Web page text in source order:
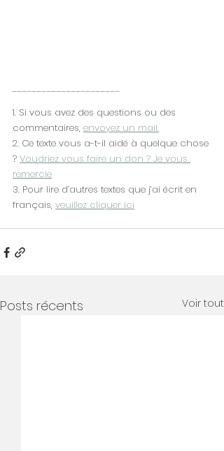
----------------------
1. ​Si vous avez des questions ou des
commentaires, envoyez un mail.
2. Ce texte vous a-t-il aidé à quelque chose
? Voudriez vous faire un don ? Je vous
remercie
3. Pour lire d’autres textes que j’ai écrit en
français, veuillez cliquer ici
Posts récents Voir tout